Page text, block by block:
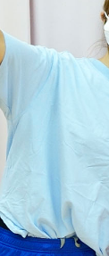
保育の特色
保育方針